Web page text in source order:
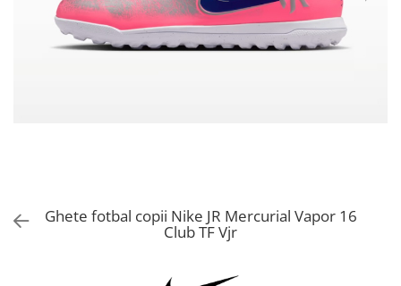
Bluze fotbal copii
Pantaloni lungi fotbal copii
Geci si veste fotbal copii
Ghete fotbal copii Nike JR Mercurial Vapor 16
Club TF Vjr